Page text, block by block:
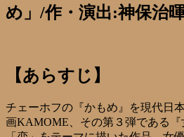
め」/作・演出:神保治
【あらすじ】
チェーホフの『かもめ』を現代日
画KAMOME、その第３弾である